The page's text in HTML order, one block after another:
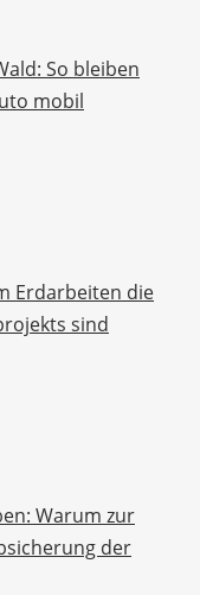
So bleiben
mobil
Erdarbeiten die
sind
Warum zur
der